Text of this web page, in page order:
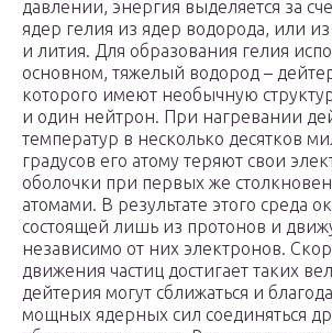
давлении, энергия выделяется за
ядер гелия из ядер водорода, или
и лития. Для образования гелия
основном, тяжелый водород –
которого имеют необычную
и один нейтрон. При нагревании
температур в несколько десятков
градусов его атому теряют свои
оболочки при первых же
атомами. В результате этого среда
состоящей лишь из протонов и
независимо от них электронов.
движения частиц достигает таких
дейтерия могут сближаться и
мощных ядерных сил соединяться